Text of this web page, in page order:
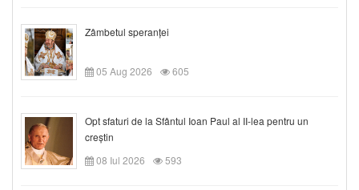
Zâmbetul speranței
05 Aug 2026 605
Opt sfaturi de la Sfântul Ioan Paul al II-lea pentru un
creștin
08 Iul 2026
593